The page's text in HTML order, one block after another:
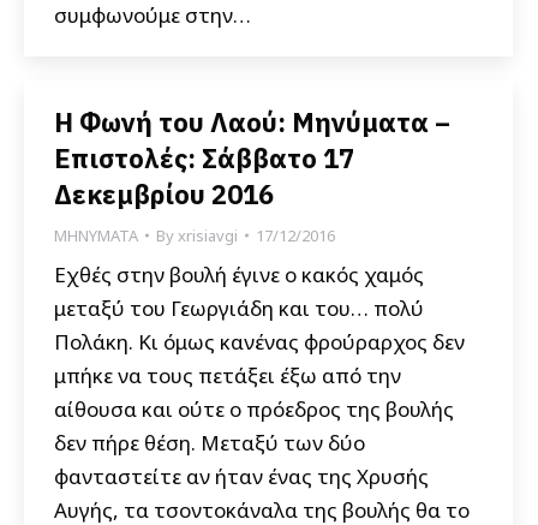
συμφωνούμε στην…
Η Φωνή του Λαού: Μηνύματα –
Επιστολές: Σάββατο 17
Δεκεμβρίου 2016
ΜΗΝΥΜΑΤΑ Byxrisiavgi 17/12/2016
Εχθές στην βουλή έγινε ο κακός χαμός
μεταξύ του Γεωργιάδη και του… πολύ
Πολάκη. Κι όμως κανένας φρούραρχος δεν
μπήκε να τους πετάξει έξω από την
αίθουσα και ούτε ο πρόεδρος της βουλής
δεν πήρε θέση. Μεταξύ των δύο
φανταστείτε αν ήταν ένας της Χρυσής
Αυγής, τα τσοντοκάναλα της βουλής θα το